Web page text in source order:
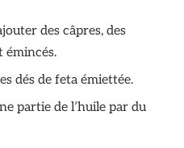
des câpres, des
émincés.
dés de feta émiettée.
partie de l’huile par du